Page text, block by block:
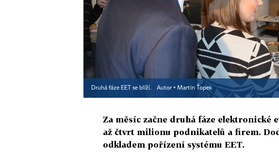
Druhá fáze EET se blíží. Autor ▪ Martin Ťopek
Za měsíc začne druhá fáze elektronické
až čtvrt milionu podnikatelů a firem.
odkladem pořízení systému EET.